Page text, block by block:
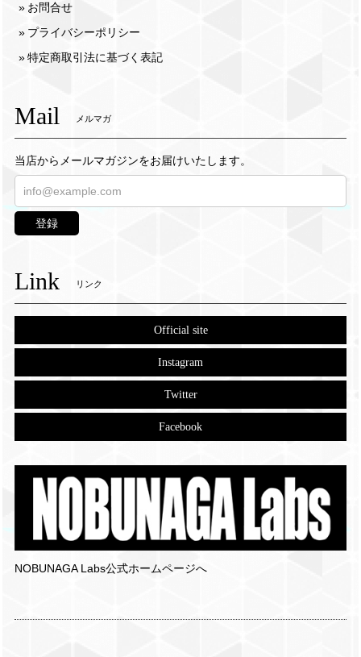
お問合せ
プライバシーポリシー
特定商取引法に基づく表記
Mail メルマガ
当店からメールマガジンをお届けいたします。
登録
Link リンク
Official site
Instagram
Twitter
Facebook
NOBUNAGA Labs公式ホームページへ